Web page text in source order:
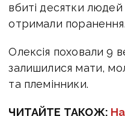
вбиті десятки
отримали поранення.
Олексія поховали 9
залишилися мати,
та племінники.
ЧИТАЙТЕ ТАКОЖ: